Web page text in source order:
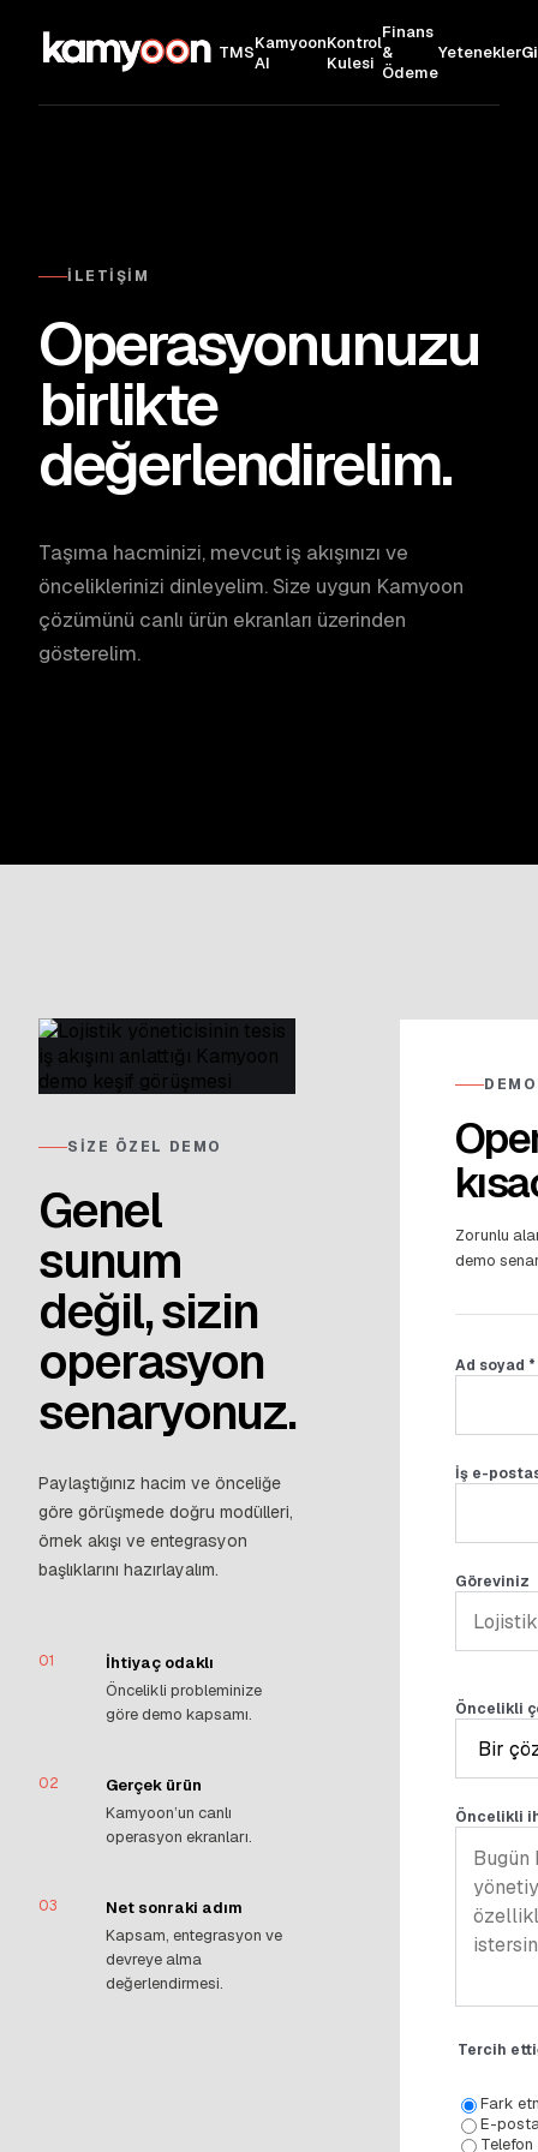
TMSKamyoon
AI
Kontrol
Kulesi
Finans
&
Ödeme
Yetenekler
İLETIŞIM
Operasyonunuzu
birlikte
değerlendirelim.
Taşıma hacminizi, mevcut iş akışınızı ve
önceliklerinizi dinleyelim. Size uygun Kamyoon
çözümünü canlı ürün ekranları üzerinden
gösterelim.
SIZE ÖZEL DEMO
Genel
sunum
değil, sizin
operasyon
senaryonuz.
Paylaştığınız hacim ve önceliğe
göre görüşmede doğru modülleri,
örnek akışı ve entegrasyon
başlıklarını hazırlayalım.
01
İhtiyaç odaklı
Öncelikli probleminize
göre demo kapsamı.
02
Gerçek ürün
Kamyoon’un canlı
operasyon ekranları.
03
Net sonraki adım
Kapsam, entegrasyon ve
devreye alma
değerlendirmesi.
Zorunlu
demo
Ad soyad *
İş e-
Göreviniz
Öncelikli
Öncelikli
Tercih
Fark
E-
Telefon